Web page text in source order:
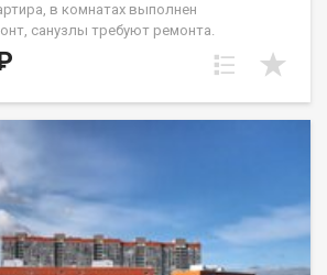
в комнатах выполнен
санузлы требуют ремонта.
балкон остеклен ( дерево). Проход на
газифицирован! Район с развитой
магазины, торговый
"Гвардейский", набережная "Зеленый
можно уехать в любую точку города.
готовы к продаже, долгов и
нет! Торг возможен! Чистая